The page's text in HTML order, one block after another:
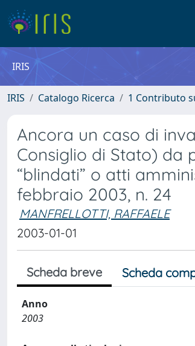
IRIS
IRIS Catalogo Ricerca 1 Contributo
Ancora un caso di
Consiglio di Stato) da
“blindati” o atti
febbraio 2003, n. 24
MANFRELLOTTI, RAFFAELE
2003-01-01
Scheda breve Scheda
Anno
2003